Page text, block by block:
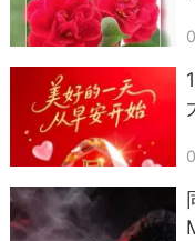
六、中奖、红包、
信
还有一类老套
恭喜您被评为
积分兑换电饭
大额红包待领